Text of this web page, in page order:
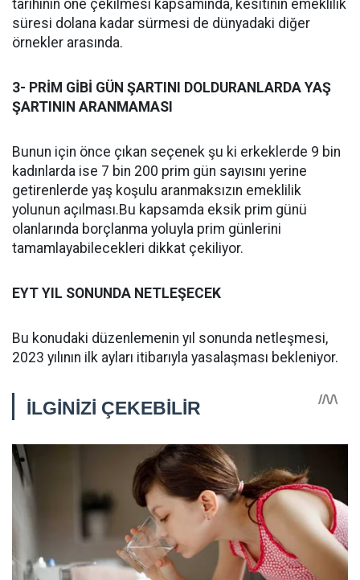
tarihinin öne çekilmesi kapsamında, kesitinin emeklilik
süresi dolana kadar sürmesi de dünyadaki diğer
örnekler arasında.
3- PRİM GİBİ GÜN ŞARTINI DOLDURANLARDA YAŞ
ŞARTININ ARANMAMASI
Bunun için önce çıkan seçenek şu ki erkeklerde 9 bin
kadınlarda ise 7 bin 200 prim gün sayısını yerine
getirenlerde yaş koşulu aranmaksızın emeklilik
yolunun açılması.Bu kapsamda eksik prim günü
olanlarında borçlanma yoluyla prim günlerini
tamamlayabilecekleri dikkat çekiliyor.
EYT YIL SONUNDA NETLEŞECEK
Bu konudaki düzenlemenin yıl sonunda netleşmesi,
2023 yılının ilk ayları itibarıyla yasalaşması bekleniyor.